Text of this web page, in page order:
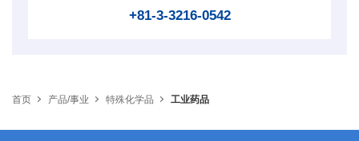
首页 产品/事业 特殊化学品 工业药品
+81-3-3216-0542